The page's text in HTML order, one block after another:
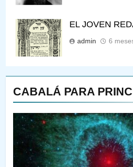
CABALÁ PARA
¿QUIÉN ES
EL JOVEN
admin 6